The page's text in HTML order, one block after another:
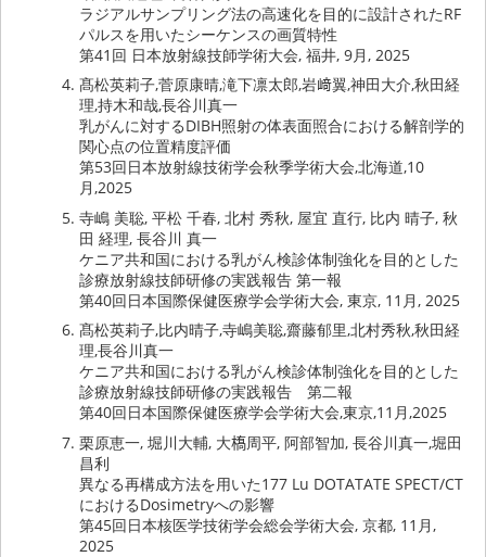
ラジアルサンプリング法の高速化を目的に設計されたRF
パルスを用いたシーケンスの画質特性
第41回 日本放射線技師学術大会, 福井, 9月, 2025
髙松英莉子,菅原康晴,滝下凛太郎,岩﨑翼,神田大介,秋田経
理,持木和哉,長谷川真一
乳がんに対するDIBH照射の体表面照合における解剖学的
関心点の位置精度評価
第53回日本放射線技術学会秋季学術大会,北海道,10
月,2025
寺嶋 美聡, 平松 千春, 北村 秀秋, 屋宜 直行, 比内 晴子, 秋
田 経理, 長谷川 真一
ケニア共和国における乳がん検診体制強化を目的とした
診療放射線技師研修の実践報告 第一報
第40回日本国際保健医療学会学術大会, 東京, 11月, 2025
髙松英莉子,比内晴子,寺嶋美聡,齋藤郁里,北村秀秋,秋田経
理,長谷川真一
ケニア共和国における乳がん検診体制強化を目的とした
診療放射線技師研修の実践報告 第二報
第40回日本国際保健医療学会学術大会,東京,11月,2025
栗原恵一, 堀川大輔, 大𫞎周平, 阿部智加, 長谷川真一,堀田
昌利
異なる再構成方法を用いた177 Lu DOTATATE SPECT/CT
におけるDosimetryへの影響
第45回日本核医学技術学会総会学術大会, 京都, 11月,
2025